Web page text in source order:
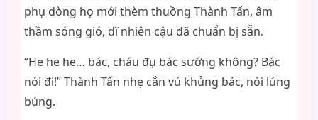
phụ dòng họ mới thèm thuồng Thành Tấn, âm
thầm sóng gió, dĩ nhiên cậu đã chuẩn bị sẵn.
“He he he… bác, cháu đụ bác sướng không? Bác
nói đi!” Thành Tấn nhẹ cắn vú khủng bác, nói lúng
búng.